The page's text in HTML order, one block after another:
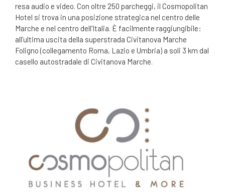
resa audio e video. Con oltre 250 parcheggi, il Cosmopolitan
Hotel si trova in una posizione strategica nel centro delle
Marche e nel centro dell'Italia. È facilmente raggiungibile:
all’ultima uscita della superstrada Civitanova Marche
Foligno (collegamento Roma, Lazio e Umbria) a soli 3 km dal
casello autostradale di Civitanova Marche.